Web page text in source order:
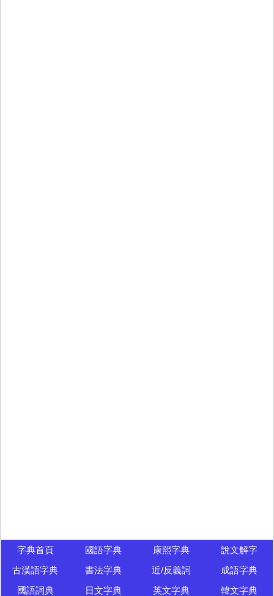
字典首頁 國語字典 康熙字典
說文解字
古漢語字典
書法字典 近/反義詞
成語字典
國語詞典
日文字典 英文字典 韓文字典